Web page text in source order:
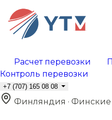
Расчет перевозки
Контроль перевозки
+7 (707) 165 08 08
Финляндия · Финские